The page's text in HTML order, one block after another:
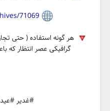
71069
هر گونه استفاده ( حتی
گرافیکی عصر انتظار که
#غدیر